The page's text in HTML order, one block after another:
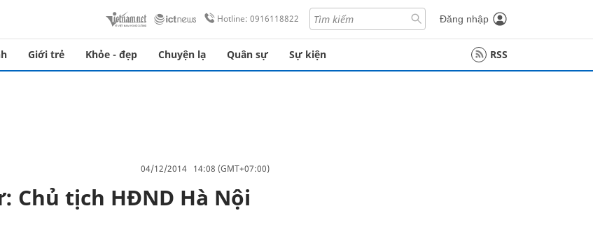
Hotline: 0916118822 Đăng nhập
Giới trẻ Khỏe - đẹp Chuyện lạ Quân sự Sự kiện RSS
04/12/2014 14:08 (GMT+07:00)
Chủ tịch HĐND Hà Nội